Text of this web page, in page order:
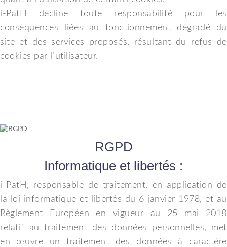
i-PatH décline toute responsabilité pour les
conséquences liées au fonctionnement dégradé du
site et des services proposés, résultant du refus de
cookies par l’utilisateur.
RGPD
Informatique et libertés :
i-PatH, responsable de traitement, en application de
la loi informatique et libertés du 6 janvier 1978, et au
Règlement Européen en vigueur au 25 mai 2018
relatif au traitement des données personnelles, met
en œuvre un traitement des données à caractère